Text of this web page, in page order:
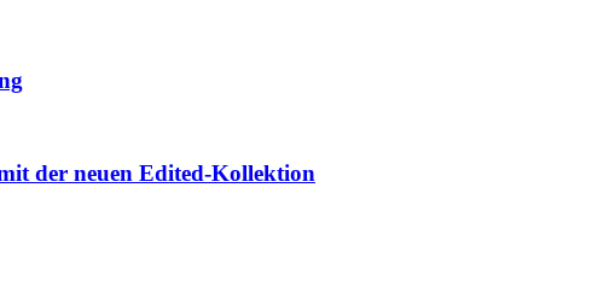
der neuen Edited-Kollektion